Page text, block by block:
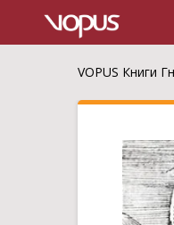
VOPUS Книги